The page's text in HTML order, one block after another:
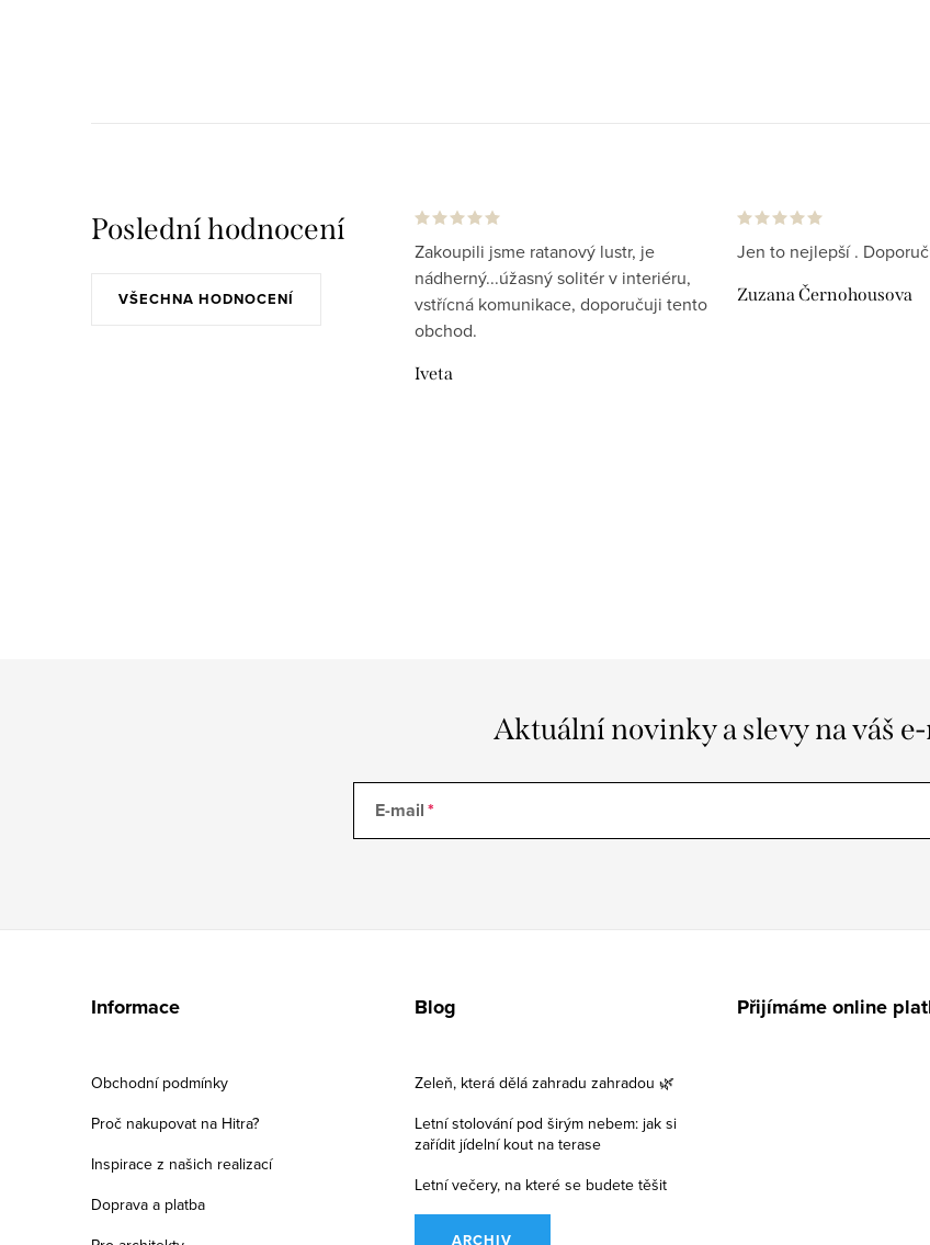
Poslední hodnocení
VŠECHNA HODNOCENÍ
Zakoupili jsme ratanový lustr, je
nádherný...úžasný solitér v interiéru,
vstřícná komunikace, doporučuji tento
obchod.
Iveta
Jen to nejlepší .
Zuzana Černohousova
Aktuální novinky a slevy na váš
E-mail
Informace
Obchodní podmínky
Proč nakupovat na Hitra?
Inspirace z našich realizací
Doprava a platba
Blog
Zeleň, která dělá zahradu zahradou 🌿
Letní stolování pod širým nebem: jak si
zařídit jídelní kout na terase
Letní večery, na které se budete těšit
ARCHIV
Přijímáme online